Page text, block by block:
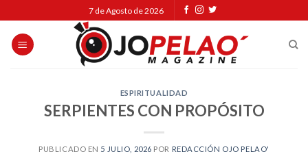
to
content
7 de Agosto de 2026
ESPIRITUALIDAD
SERPIENTES CON PROPÓSITO
PUBLICADO EN 5 JULIO, 2026 POR REDACCIÓN OJO PELAO'